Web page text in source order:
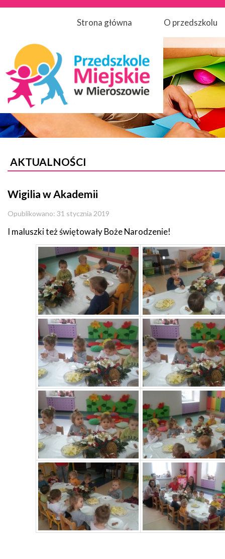
Strona główna O przedszkolu
AKTUALNOŚCI
Wigilia w Akademii
Opublikowano: 31 stycznia 2019
I maluszki też świętowały Boże Narodzenie!